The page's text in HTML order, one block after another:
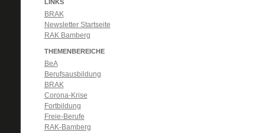
LINKS
BRAK
Newsletter Startseite
RAK Bamberg
THEMENBEREICHE
BeA
Berufsausbildung
BRAK
Corona-Krise
Fortbildung
Freie-Berufe
RAK-Bamberg